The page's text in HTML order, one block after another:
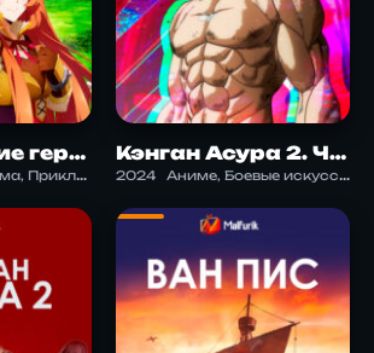
Восхождение героя щита 3 сезон
Фэнтези, Экшен
Кэнган Асура 2. Часть 2
2024 Аниме, Боевые искусства, Экшен